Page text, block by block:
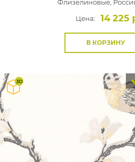
Флизелиновые,
Цена:
14 225
В КОРЗИНУ